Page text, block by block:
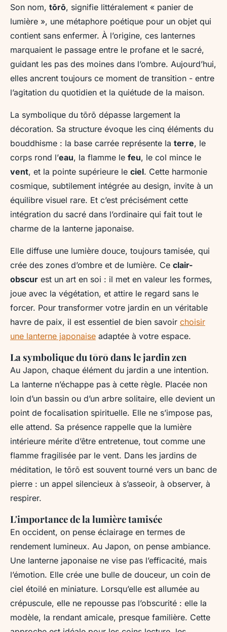
Son nom, tōrō, signifie littéralement « panier de
lumière », une métaphore poétique pour un objet qui
contient sans enfermer. À l’origine, ces lanternes
marquaient le passage entre le profane et le sacré,
guidant les pas des moines dans l’ombre. Aujourd’hui,
elles ancrent toujours ce moment de transition - entre
l’agitation du quotidien et la quiétude de la maison.
La symbolique du tōrō dépasse largement la
décoration. Sa structure évoque les cinq éléments du
bouddhisme : la base carrée représente la terre, le
corps rond l’eau, la flamme le feu, le col mince le
vent, et la pointe supérieure le ciel. Cette harmonie
cosmique, subtilement intégrée au design, invite à un
équilibre visuel rare. Et c’est précisément cette
intégration du sacré dans l’ordinaire qui fait tout le
charme de la lanterne japonaise.
Elle diffuse une lumière douce, toujours tamisée, qui
crée des zones d’ombre et de lumière. Ce clair-
obscur est un art en soi : il met en valeur les formes,
joue avec la végétation, et attire le regard sans le
forcer. Pour transformer votre jardin en un véritable
havre de paix, il est essentiel de bien savoir choisir
une lanterne japonaise adaptée à votre espace.
La symbolique du tōrō dans le jardin zen
Au Japon, chaque élément du jardin a une intention.
La lanterne n’échappe pas à cette règle. Placée non
loin d’un bassin ou d’un arbre solitaire, elle devient un
point de focalisation spirituelle. Elle ne s’impose pas,
elle attend. Sa présence rappelle que la lumière
intérieure mérite d’être entretenue, tout comme une
flamme fragilisée par le vent. Dans les jardins de
méditation, le tōrō est souvent tourné vers un banc de
pierre : un appel silencieux à s’asseoir, à observer, à
respirer.
L'importance de la lumière tamisée
En occident, on pense éclairage en termes de
rendement lumineux. Au Japon, on pense ambiance.
Une lanterne japonaise ne vise pas l’efficacité, mais
l’émotion. Elle crée une bulle de douceur, un coin de
ciel étoilé en miniature. Lorsqu’elle est allumée au
crépuscule, elle ne repousse pas l’obscurité : elle la
modèle, la rendant amicale, presque familière. Cette